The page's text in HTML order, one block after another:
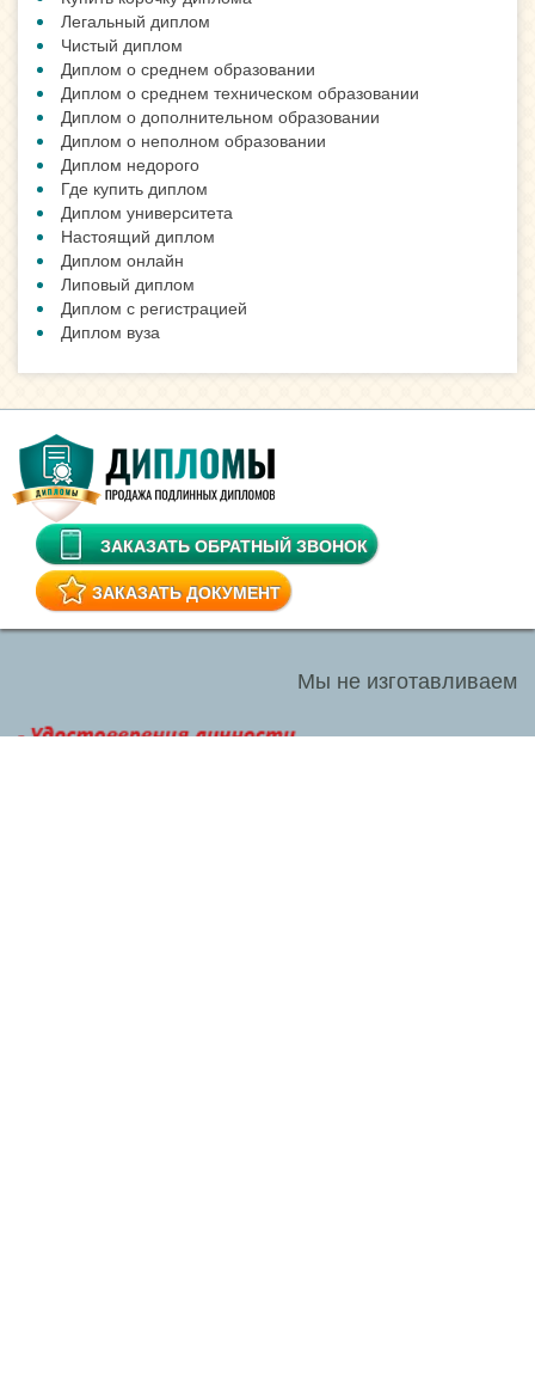
Легальный диплом
Чистый диплом
Диплом о среднем образовании
Диплом о среднем техническом образовании
Диплом о дополнительном образовании
Диплом о неполном образовании
Диплом недорого
Где купить диплом
Диплом университета
Настоящий диплом
Диплом онлайн
Липовый диплом
Диплом с регистрацией
Диплом вуза
ЗАКАЗАТЬ ОБРАТНЫЙ ЗВОНОК
ЗАКАЗАТЬ ДОКУМЕНТ
Мы не изготавливаем